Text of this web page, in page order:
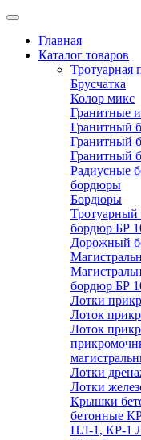
Главная
Каталог товаров
Тротуарная
Брусчатка
Колор микс
Гранитные
Гранитный
Гранитный
Гранитный
Радиусные
бордюры
Бордюры
бордюр БР
Дорожный
бордюр БР
Лотки
Лоток
Лоток
Лотки
Лотки
Крышки
бетонные
ПЛ-1, КР-1